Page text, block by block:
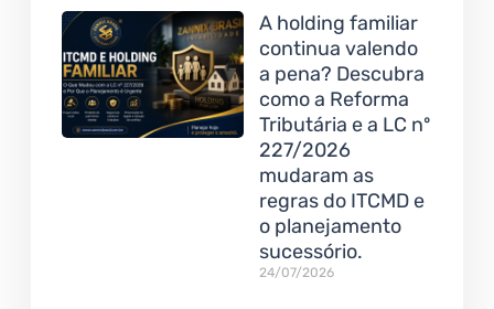
A holding familiar
continua valendo
a pena? Descubra
como a Reforma
Tributária e a LC nº
227/2026
mudaram as
regras do ITCMD e
o planejamento
sucessório.
24/07/2026